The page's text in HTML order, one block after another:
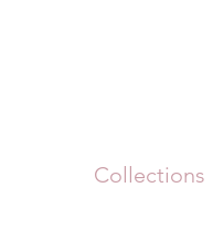
Collections